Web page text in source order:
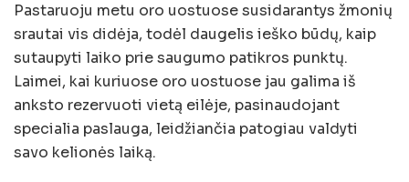
Pastaruoju metu oro uostuose susidarantys žmonių
srautai vis didėja, todėl daugelis ieško būdų, kaip
sutaupyti laiko prie saugumo patikros punktų.
Laimei, kai kuriuose oro uostuose jau galima iš
anksto rezervuoti vietą eilėje, pasinaudojant
specialia paslauga, leidžiančia patogiau valdyti
savo kelionės laiką.